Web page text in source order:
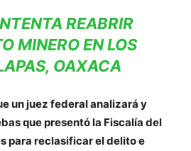
REABRIR
MINERO EN LOS
OAXACA
un juez federal analizará y
que presentó la Fiscalía del
para reclasificar el delito e